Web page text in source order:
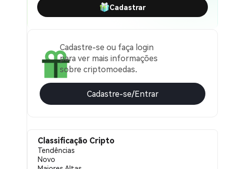
Cadastrar
Cadastre-se ou faça login
para ver mais informações
sobre criptomoedas.
Cadastre-se/Entrar
Classificação Cripto
Tendências
Novo